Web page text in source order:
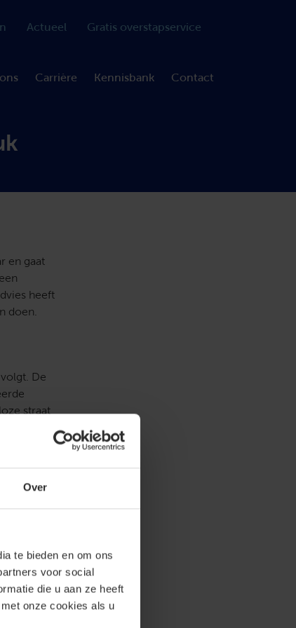
Over
te bieden en om ons
voor social
die u aan ze heeft
onze cookies als u
Actueel Gratis overstapservice
Carrière Kennisbank Contact
en gaat
heeft
doen.
De
straat
bij zitten
of een
uitspraak
Ook is
over een
deze hem